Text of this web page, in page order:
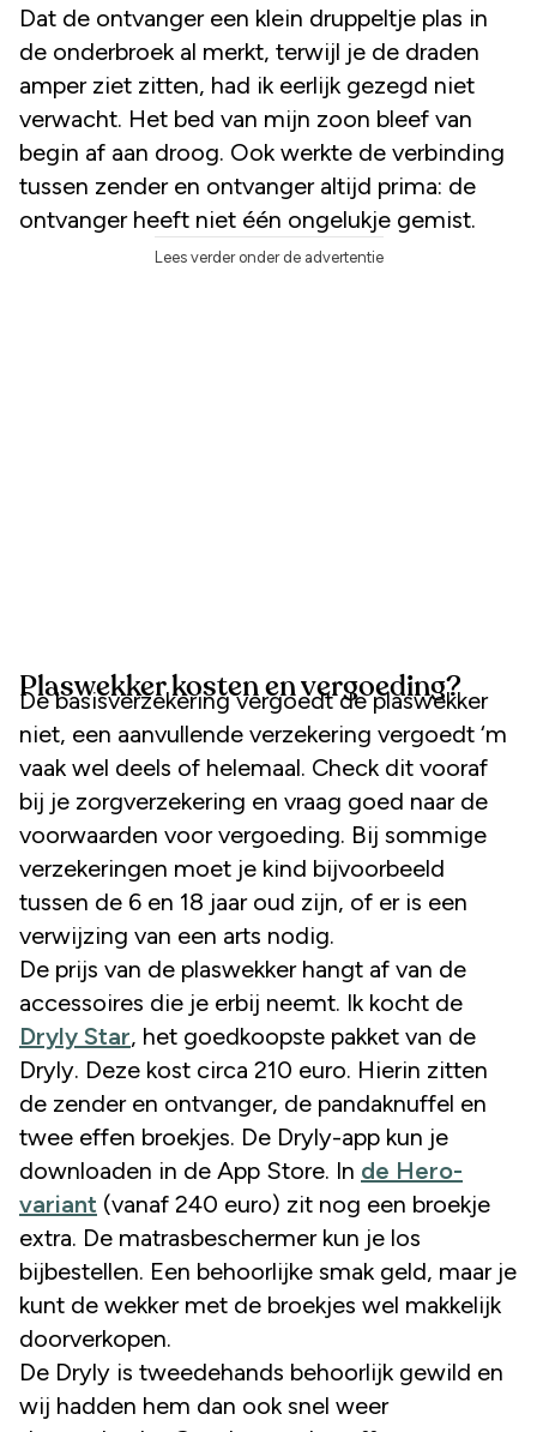
Dat de ontvanger een klein druppeltje plas in
de onderbroek al merkt, terwijl je de draden
amper ziet zitten, had ik eerlijk gezegd niet
verwacht. Het bed van mijn zoon bleef van
begin af aan droog. Ook werkte de verbinding
tussen zender en ontvanger altijd prima: de
ontvanger heeft niet één ongelukje gemist.
Lees verder onder de advertentie
Plaswekker kosten en vergoeding?
De basisverzekering vergoedt de plaswekker
niet, een aanvullende verzekering vergoedt ‘m
vaak wel deels of helemaal. Check dit vooraf
bij je zorgverzekering en vraag goed naar de
voorwaarden voor vergoeding. Bij sommige
verzekeringen moet je kind bijvoorbeeld
tussen de 6 en 18 jaar oud zijn, of er is een
verwijzing van een arts nodig.
De prijs van de plaswekker hangt af van de
accessoires die je erbij neemt. Ik kocht de
Dryly Star, het goedkoopste pakket van de
Dryly. Deze kost circa 210 euro. Hierin zitten
de zender en ontvanger, de pandaknuffel en
twee effen broekjes. De Dryly-app kun je
downloaden in de App Store. In de Hero-
variant (vanaf 240 euro) zit nog een broekje
extra. De matrasbeschermer kun je los
bijbestellen. Een behoorlijke smak geld, maar je
kunt de wekker met de broekjes wel makkelijk
doorverkopen.
De Dryly is tweedehands behoorlijk gewild en
wij hadden hem dan ook snel weer